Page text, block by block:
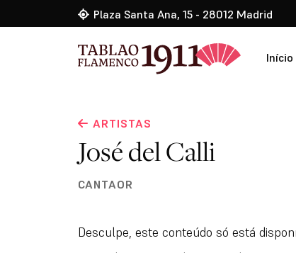
Plaza Santa Ana, 15 - 28012 Madrid
Início
ARTISTAS
José del Calli
CANTAOR
Desculpe, este conteúdo só está